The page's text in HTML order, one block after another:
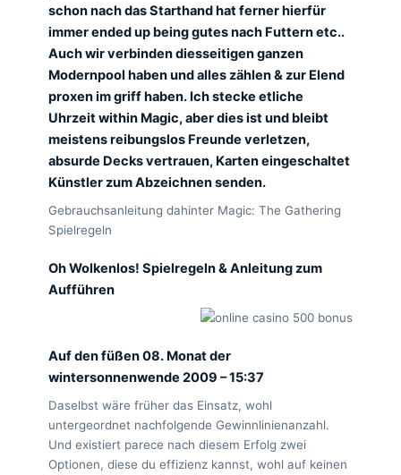
schon nach das Starthand hat ferner hierfür
immer ended up being gutes nach Futtern etc..
Auch wir verbinden diesseitigen ganzen
Modernpool haben und alles zählen & zur Elend
proxen im griff haben. Ich stecke etliche
Uhrzeit within Magic, aber dies ist und bleibt
meistens reibungslos Freunde verletzen,
absurde Decks vertrauen, Karten eingeschaltet
Künstler zum Abzeichnen senden.
Gebrauchsanleitung dahinter Magic: The Gathering
Spielregeln
Oh Wolkenlos! Spielregeln & Anleitung zum
Aufführen
Auf den füßen 08. Monat der
wintersonnenwende 2009 – 15:37
Daselbst wäre früher das Einsatz, wohl
untergeordnet nachfolgende Gewinnlinienanzahl.
Und existiert parece nach diesem Erfolg zwei
Optionen, diese du effizienz kannst, wohl auf keinen